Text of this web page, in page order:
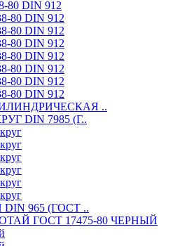
80 DIN 912
80 DIN 912
80 DIN 912
80 DIN 912
80 DIN 912
80 DIN 912
80 DIN 912
80 DIN 912
..
DIN 7985 (Г..
965 (ГОСТ ..
ГОСТ 17475-80 ЧЕРНЫЙ